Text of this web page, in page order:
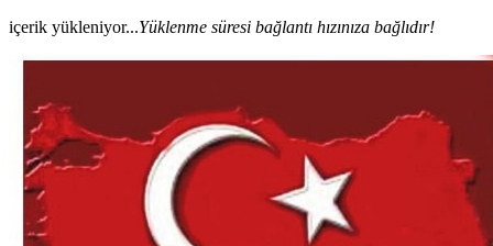
içerik yükleniyor...Yüklenme süresi bağlantı hızınıza bağlıdır!